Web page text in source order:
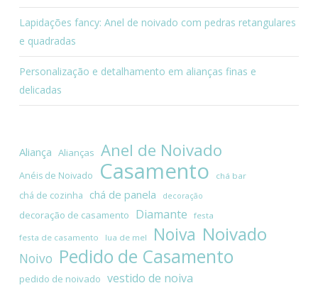
Lapidações fancy: Anel de noivado com pedras retangulares
e quadradas
Personalização e detalhamento em alianças finas e
delicadas
Aliança Alianças Anel de Noivado
Anéis de Noivado Casamento chá bar
chá de cozinha chá de panela decoração
decoração de casamento Diamante festa
festa de casamento lua de mel Noiva Noivado
Noivo Pedido de Casamento
pedido de noivado vestido de noiva